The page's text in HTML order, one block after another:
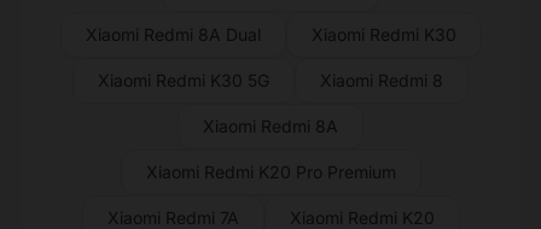
Xiaomi Redmi 8A Dual Xiaomi Redmi K30
Xiaomi Redmi K30 5G Xiaomi Redmi 8
Xiaomi Redmi 8A
Xiaomi Redmi K20 Pro Premium
Xiaomi Redmi 7A Xiaomi Redmi K20